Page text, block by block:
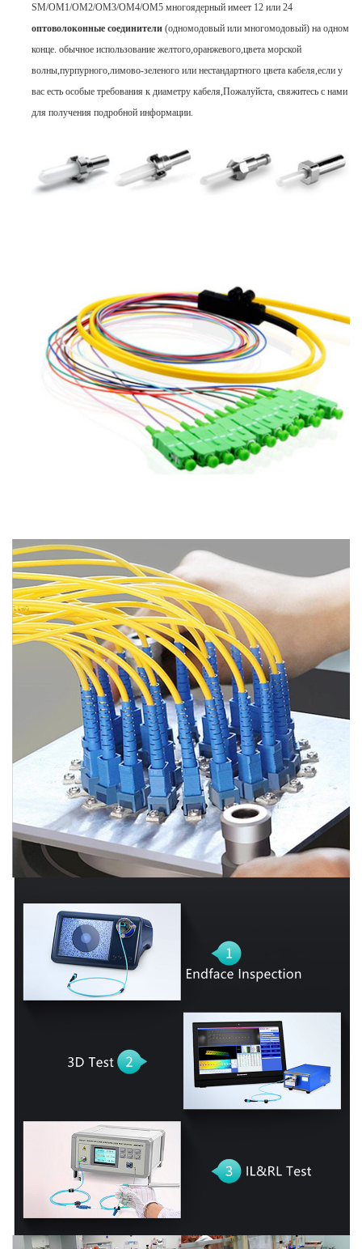
SM/OM1/OM2/OM3/OM4/OM5 многоядерный имеет 12 или 24
оптоволоконные соединители (одномодовый или многомодовый) на одном
конце. обычное использование желтого,оранжевого,цвета морской
волны,пурпурного,лимово-зеленого или нестандартного цвета кабеля,если у
вас есть особые требования к диаметру кабеля,Пожалуйста, свяжитесь с нами
для получения подробной информации.